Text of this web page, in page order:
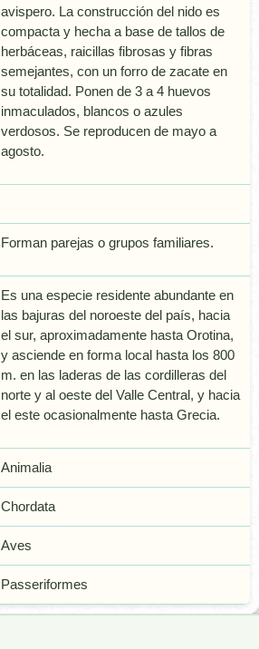
avispero. La construcción del nido es
compacta y hecha a base de tallos de
herbáceas, raicillas fibrosas y fibras
semejantes, con un forro de zacate en
su totalidad. Ponen de 3 a 4 huevos
inmaculados, blancos o azules
verdosos. Se reproducen de mayo a
agosto.
Forman parejas o grupos familiares.
Es una especie residente abundante en
las bajuras del noroeste del país, hacia
el sur, aproximadamente hasta Orotina,
y asciende en forma local hasta los 800
m. en las laderas de las cordilleras del
norte y al oeste del Valle Central, y hacia
el este ocasionalmente hasta Grecia.
Animalia
Chordata
Aves
Passeriformes